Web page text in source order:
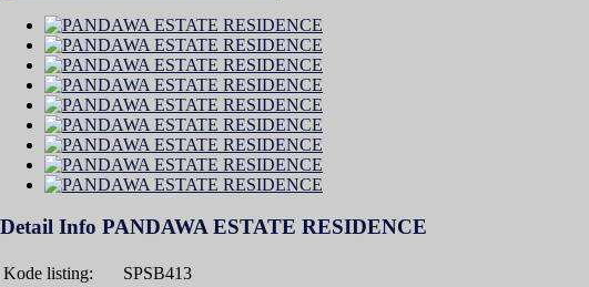
Detail Info PANDAWA ESTATE RESIDENCE
Kode listing:
SPSB413